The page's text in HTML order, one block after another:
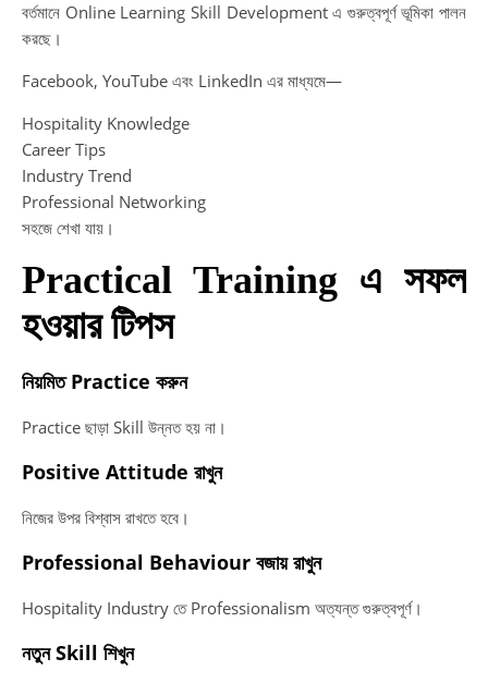
বর্তমানে Online Learning Skill Development এ গুরুত্বপূর্ণ ভূমিকা পালন
করছে।
Facebook, YouTube এবং LinkedIn এর মাধ্যমে—
Hospitality Knowledge
Career Tips
Industry Trend
Professional Networking
সহজে শেখা যায়।
Practical Training এ সফল
হওয়ার টিপস
নিয়মিত Practice করুন
Practice ছাড়া Skill উন্নত হয় না।
Positive Attitude রাখুন
নিজের উপর বিশ্বাস রাখতে হবে।
Professional Behaviour বজায় রাখুন
Hospitality Industry তে Professionalism অত্যন্ত গুরুত্বপূর্ণ।
নতুন Skill শিখুন